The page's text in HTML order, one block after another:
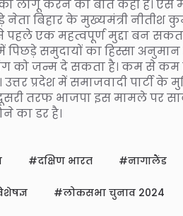
लागू करने की बात कही है। ऐसे
नेता बिहार के मुख्यमंत्री
एक महत्वपूर्ण मुद्दा बन
समुदायों का हिस्सा
को जन्म दे सकता है। कम से कम
प्रदेश में समाजवादी पार्टी
दूसरी तरफ भाजपा इस मामले
का डर है।
दक्षिण भारत नागालैंड
लोकसभा चुनाव 2024